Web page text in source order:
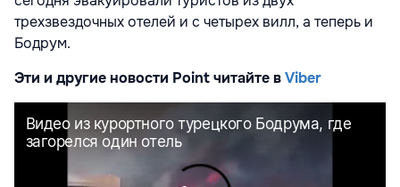
трехзвездочных отелей и с четырех вилл, а теперь и
Бодрум.
Эти и другие новости Point читайте вViber